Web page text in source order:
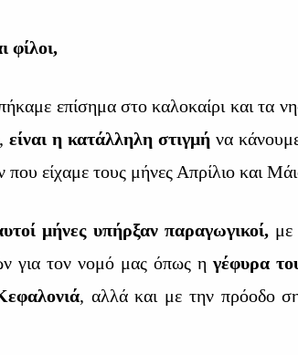
φίλοι,
επίσημα στο καλοκαίρι και τα
είναι η κατάλληλη στιγμήνα
που είχαμε τους μήνες Απρίλιο και
μήνες υπήρξαν παραγωγικοί,με
για τον νομό μας όπως η γέφυρα
, αλλά και με την πρόοδο